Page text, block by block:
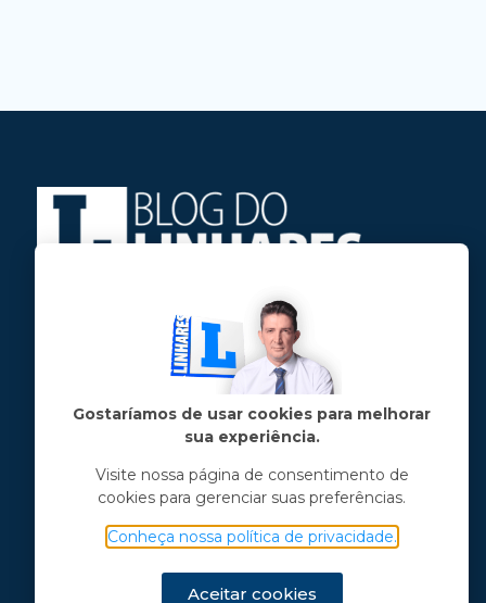
Jose Linhares Jr é maranhense.
Formado em Jornalismo, estudou filosofia
e tem pós-graduações em ciência política
e marketing político.
Menu principal
Notícias
Opinião
Chama o Linhares
Gostaríamos de usar cookies para melhorar
sua experiência.
Visite nossa página de consentimento de
cookies para gerenciar suas preferências.
Conheça nossa política de privacidade.
Aceitar cookies